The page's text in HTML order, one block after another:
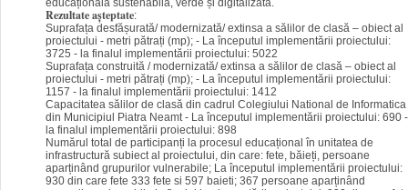
educațională sustenabilă, verde și digitalizată.
Rezultate așteptate:
Suprafața desfășurată/ modernizată/ extinsa a sălilor de clasă – obiect al
proiectului - metri pătrați (mp); - La începutul implementării proiectului:
3725 - la finalul implementării proiectului: 5022
Suprafața construită / modernizată/ extinsa a sălilor de clasă – obiect al
proiectului - metri pătrați (mp); - La începutul implementării proiectului:
1157 - la finalul implementării proiectului: 1412
Capacitatea sălilor de clasă din cadrul Colegiului National de Informatica
din Municipiul Piatra Neamt - La începutul implementării proiectului: 690 -
la finalul implementării proiectului: 898
Numărul total de participanți la procesul educațional în unitatea de
infrastructură subiect al proiectului, din care: fete, băieți, persoane
aparținând grupurilor vulnerabile; La începutul implementării proiectului:
930 din care fete 333 fete si 597 baieti; 367 persoane aparținând